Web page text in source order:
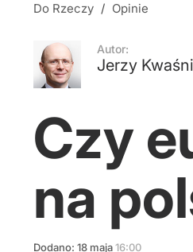
Do Rzeczy / Opinie
Autor:
Jerzy
Czy
na
Dodano: 18 maja16:00